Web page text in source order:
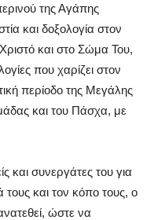
της Αγάπης
και δοξολογία στον
και στο Σώμα Του,
που χαρίζει στον
περίοδο της Μεγάλης
και του Πάσχα, με
και συνεργάτες του για
και τον κόπο τους, ο
ώστε να